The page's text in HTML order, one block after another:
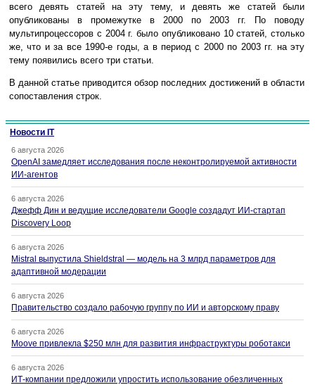
всего девять статей на эту тему, и девять же статей были
опубликованы в промежутке в 2000 по 2003 гг. По поводу
мультипроцессоров с 2004 г. было опубликовано 10 статей, столько
же, что и за все 1990-е годы, а в период с 2000 по 2003 гг. на эту
тему появились всего три статьи.
В данной статье приводится обзор последних достижений в области
сопоставления строк.
Новости IT
6 августа 2026
OpenAI замедляет исследования после неконтролируемой активности
ИИ-агентов
6 августа 2026
Джефф Дин и ведущие исследователи Google создадут ИИ-стартап
Discovery Loop
6 августа 2026
Mistral выпустила Shieldstral — модель на 3 млрд параметров для
адаптивной модерации
6 августа 2026
Правительство создало рабочую группу по ИИ и авторскому праву
6 августа 2026
Moove привлекла $250 млн для развития инфраструктуры роботакси
6 августа 2026
ИТ-компании предложили упростить использование обезличенных